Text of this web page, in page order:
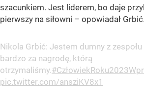
szacunkiem. Jest liderem, bo daje
pierwszy na siłowni – opowiadał Grbić.
Nikola Grbić: Jestem dumny z
bardzo za nagrodę, którą
otrzymaliśmy.
pic.twitter.com/ansziKV8x1